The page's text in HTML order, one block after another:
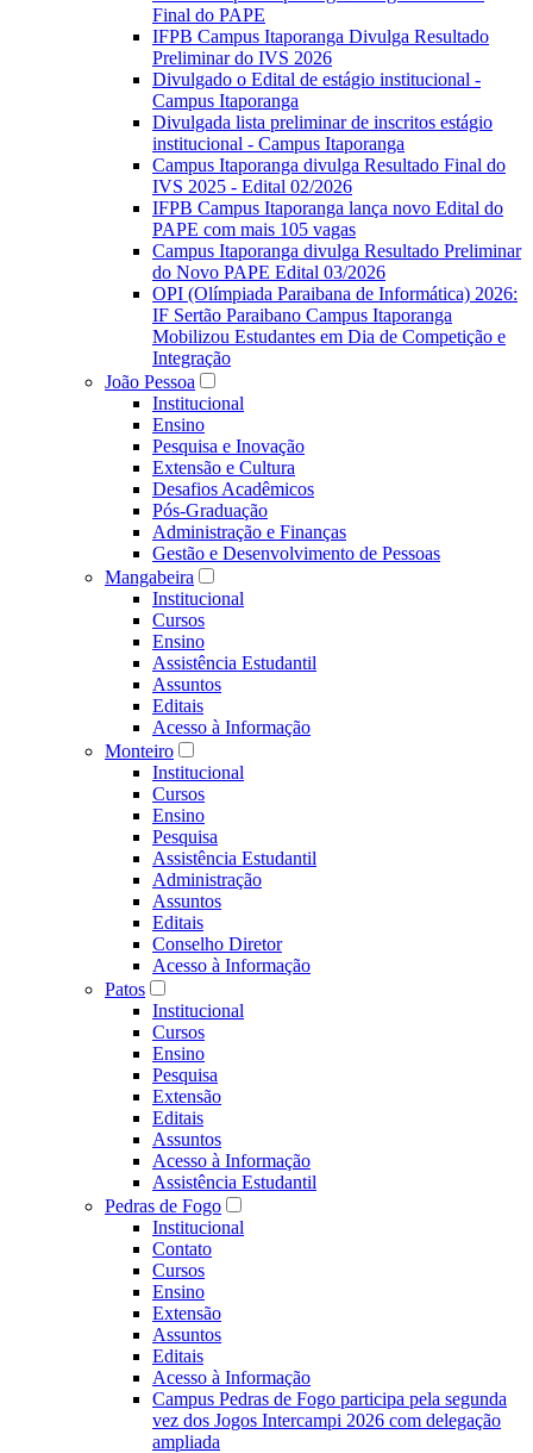
Final do PAPE
IFPB Campus Itaporanga Divulga Resultado
Preliminar do IVS 2026
Divulgado o Edital de estágio institucional -
Campus Itaporanga
Divulgada lista preliminar de inscritos estágio
institucional - Campus Itaporanga
Campus Itaporanga divulga Resultado Final do
IVS 2025 - Edital 02/2026
IFPB Campus Itaporanga lança novo Edital do
PAPE com mais 105 vagas
Campus Itaporanga divulga Resultado Preliminar
do Novo PAPE Edital 03/2026
OPI (Olímpiada Paraibana de Informática) 2026:
IF Sertão Paraibano Campus Itaporanga
Mobilizou Estudantes em Dia de Competição e
Integração
João Pessoa
Institucional
Ensino
Pesquisa e Inovação
Extensão e Cultura
Desafios Acadêmicos
Pós-Graduação
Administração e Finanças
Gestão e Desenvolvimento de Pessoas
Mangabeira
Institucional
Cursos
Ensino
Assistência Estudantil
Assuntos
Editais
Acesso à Informação
Monteiro
Institucional
Cursos
Ensino
Pesquisa
Assistência Estudantil
Administração
Assuntos
Editais
Conselho Diretor
Acesso à Informação
Patos
Institucional
Cursos
Ensino
Pesquisa
Extensão
Editais
Assuntos
Acesso à Informação
Assistência Estudantil
Pedras de Fogo
Institucional
Contato
Cursos
Ensino
Extensão
Assuntos
Editais
Acesso à Informação
Campus Pedras de Fogo participa pela segunda
vez dos Jogos Intercampi 2026 com delegação
ampliada